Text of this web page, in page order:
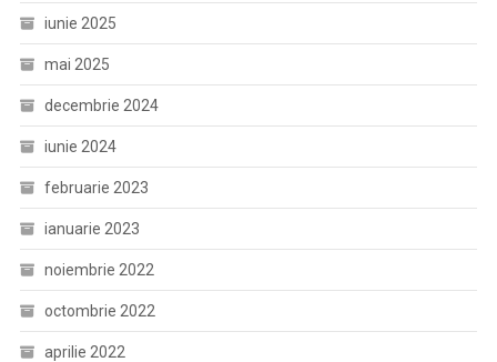
iunie 2025
mai 2025
decembrie 2024
iunie 2024
februarie 2023
ianuarie 2023
noiembrie 2022
octombrie 2022
aprilie 2022